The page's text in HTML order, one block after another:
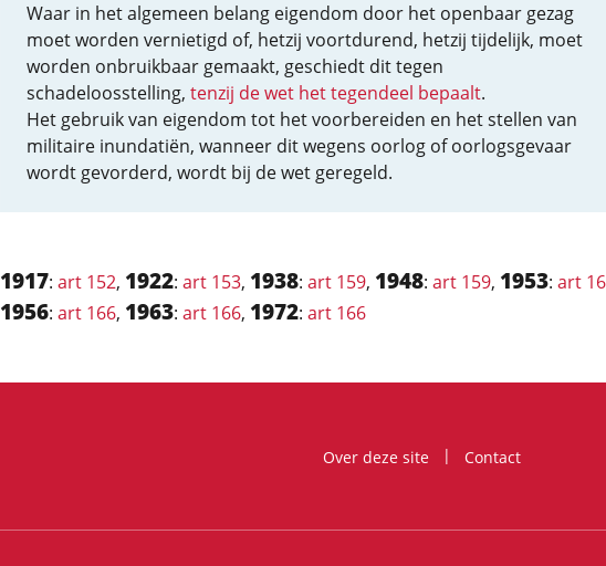
Waar in het algemeen belang eigendom door het openbaar gezag
moet worden vernietigd of, hetzij voortdurend, hetzij tijdelijk, moet
worden onbruikbaar gemaakt, geschiedt dit tegen
schadeloosstelling, tenzij de wet het tegendeel bepaalt.
Het gebruik van eigendom tot het voorbereiden en het stellen van
militaire inundatiën, wanneer dit wegens oorlog of oorlogsgevaar
wordt gevorderd, wordt bij de wet geregeld.
1917: art 152, 1922: art 153, 1938: art 159, 1948: art 159, 1953: art
1956: art 166, 1963: art 166, 1972: art 166
Over deze site
Contact